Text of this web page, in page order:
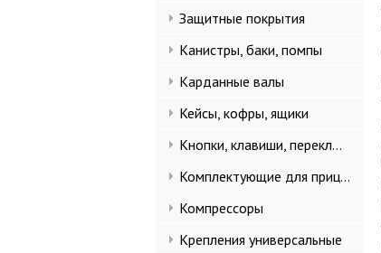
Защитные покрытия
Канистры, баки, помпы
Карданные валы
Кейсы, кофры, ящики
Кнопки, клавиши, переключатели
Комплектующие для прицепов
Компрессоры
Крепления универсальные